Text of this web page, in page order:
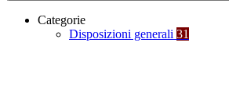
Categorie
Disposizioni generali 31